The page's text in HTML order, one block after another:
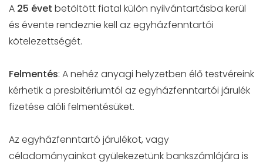
A 25 évet betöltött fiatal külön nyilvántartásba kerül
és évente rendeznie kell az egyházfenntartói
kötelezettségét.
Felmentés: A nehéz anyagi helyzetben élő testvéreink
kérhetik a presbitériumtól az egyházfenntartói járulék
fizetése alóli felmentésüket.
Az egyházfenntartó járulékot, vagy
céladományainkat gyülekezetünk bankszámlájára is